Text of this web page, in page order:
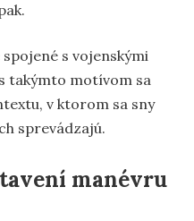
s vojenskými
takýmto motívom sa
v ktorom sa sny
sprevádzajú.
manévru